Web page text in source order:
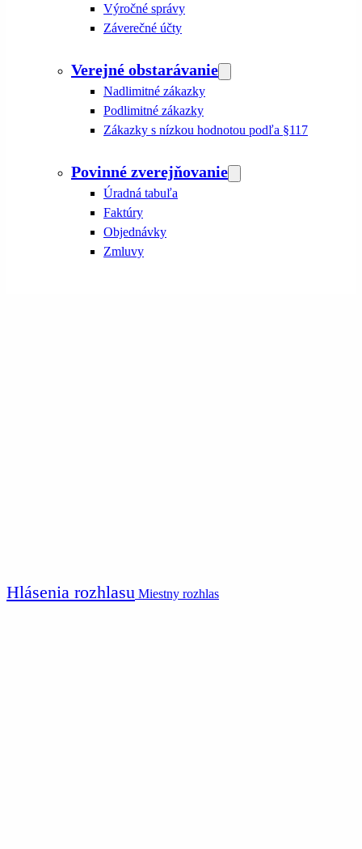
Výročné správy
Záverečné účty
Verejné obstarávanie
Nadlimitné zákazky
Podlimitné zákazky
Zákazky s nízkou hodnotou podľa §117
Povinné zverejňovanie
Úradná tabuľa
Faktúry
Objednávky
Zmluvy
Hlásenia rozhlasu Miestny rozhlas